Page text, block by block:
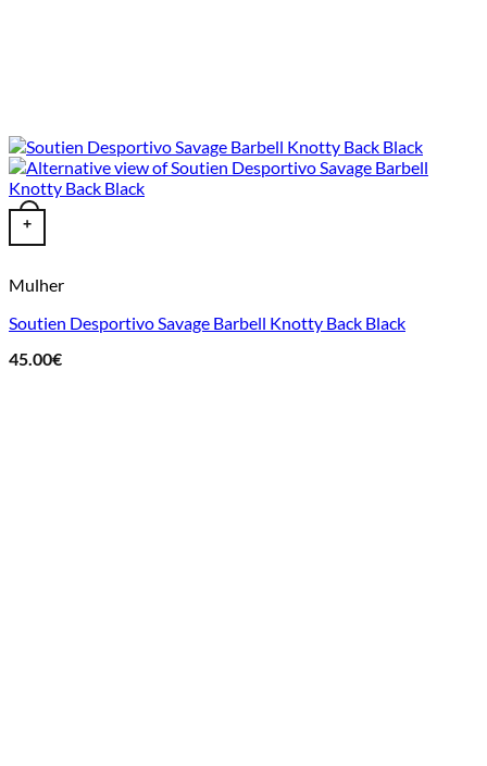
+
This product has multiple variants. The options may be chosen
Mulher
Soutien Desportivo Savage Barbell Knotty Back Black
45.00€